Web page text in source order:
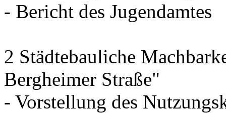
- Bericht des Jugendamtes
2 Städtebauliche
Bergheimer Straße"
- Vorstellung des